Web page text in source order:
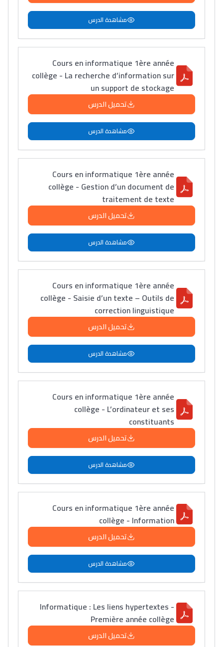
مشاهدة الدرس
Cours en informatique 1ère année
collège - La recherche d’information sur
un support de stockage
تحميل الدرس
مشاهدة الدرس
Cours en informatique 1ère année
collège - Gestion d’un document de
traitement de texte
تحميل الدرس
مشاهدة الدرس
Cours en informatique 1ère année
collège - Saisie d’un texte – Outils de
correction linguistique
تحميل الدرس
مشاهدة الدرس
Cours en informatique 1ère année
collège - L’ordinateur et ses
constituants
تحميل الدرس
مشاهدة الدرس
Cours en informatique 1ère année
collège - Information
تحميل الدرس
مشاهدة الدرس
Informatique : Les liens hypertextes -
Première année collège
تحميل الدرس